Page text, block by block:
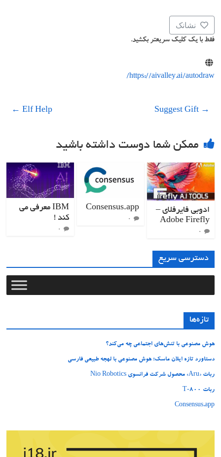
نشانک
فقط با یک کلیک سریعتر بکشید.
https://aivalley.ai/autodraw/
→
Suggest Gift
Elf Help
←
ممکن شما دوست داشته باشید
ادوبی فایرفلای –
Adobe Firefly
۰
Consensus.app
۰
IBM معرفی می
کند !
۰
دسترسی سریع
تازه‌ها
هوش مصنوعی با تنش‌های اجتماعی چه می‌کند؟
دستاورد تازه ایلان ماسک؛ هوش مصنوعی با لهجه طبیعی فارسی
ربات «Aru» محصول شرکت فرانسوی Nio Robotics
ربات T‑800
Consensus.app